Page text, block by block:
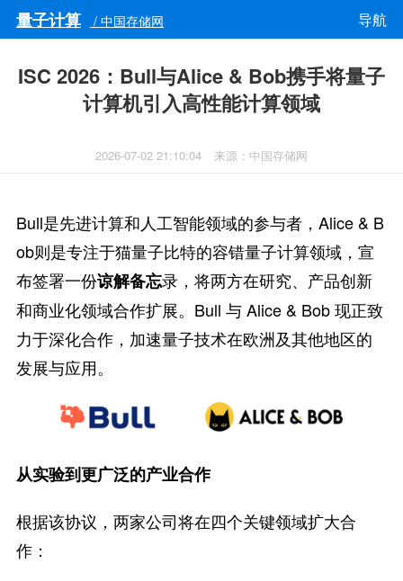
量子计算 / 中国存储网 导航
ISC 2026：Bull与Alice & Bob携手将量子
计算机引入高性能计算领域
2026-07-02 21:10:04 来源：中国存储网
Bull是先进计算和人工智能领域的参与者，Alice & B
ob则是专注于猫量子比特的容错量子计算领域，宣
布签署一份谅解备忘录，将两方在研究、产品创新
和商业化领域合作扩展。Bull 与 Alice & Bob 现正致
力于深化合作，加速量子技术在欧洲及其他地区的
发展与应用。
从实验到更广泛的产业合作
根据该协议，两家公司将在四个关键领域扩大合
作：